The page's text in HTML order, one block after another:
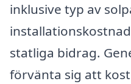
inklusive typ av
statliga bidrag.
förvänta sig att